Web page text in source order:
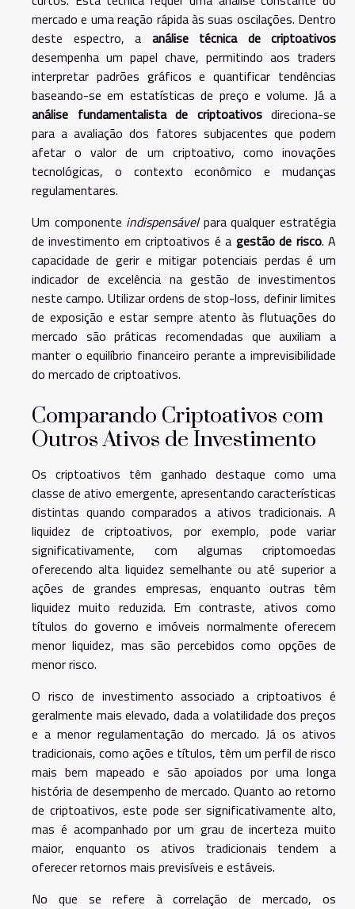
mercado e uma reação rápida às suas oscilações. Dentro
deste espectro, a análise técnica de criptoativos
desempenha um papel chave, permitindo aos traders
interpretar padrões gráficos e quantificar tendências
baseando-se em estatísticas de preço e volume. Já a
análise fundamentalista de criptoativosdireciona-se
para a avaliação dos fatores subjacentes que podem
afetar o valor de um criptoativo, como inovações
tecnológicas, o contexto econômico e mudanças
regulamentares.
Um componente indispensávelpara qualquer estratégia
de investimento em criptoativos é a gestão de risco. A
capacidade de gerir e mitigar potenciais perdas é um
indicador de excelência na gestão de investimentos
neste campo. Utilizar ordens de stop-loss, definir limites
de exposição e estar sempre atento às flutuações do
mercado são práticas recomendadas que auxiliam a
manter o equilíbrio financeiro perante a imprevisibilidade
do mercado de criptoativos.
Comparando Criptoativos com
Outros Ativos de Investimento
Os criptoativos têm ganhado destaque como uma
classe de ativo emergente, apresentando características
distintas quando comparados a ativos tradicionais. A
liquidez de criptoativos, por exemplo, pode variar
significativamente, com algumas criptomoedas
oferecendo alta liquidez semelhante ou até superior a
ações de grandes empresas, enquanto outras têm
liquidez muito reduzida. Em contraste, ativos como
títulos do governo e imóveis normalmente oferecem
menor liquidez, mas são percebidos como opções de
menor risco.
O risco de investimento associado a criptoativos é
geralmente mais elevado, dada a volatilidade dos preços
e a menor regulamentação do mercado. Já os ativos
tradicionais, como ações e títulos, têm um perfil de risco
mais bem mapeado e são apoiados por uma longa
história de desempenho de mercado. Quanto ao retorno
de criptoativos, este pode ser significativamente alto,
mas é acompanhado por um grau de incerteza muito
maior, enquanto os ativos tradicionais tendem a
oferecer retornos mais previsíveis e estáveis.
No que se refere à correlação de mercado, os